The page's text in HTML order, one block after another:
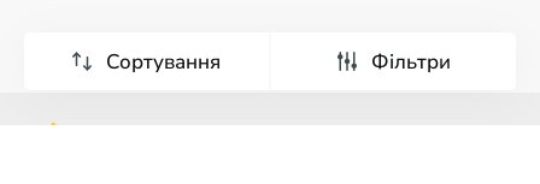
Сортування Фільтри